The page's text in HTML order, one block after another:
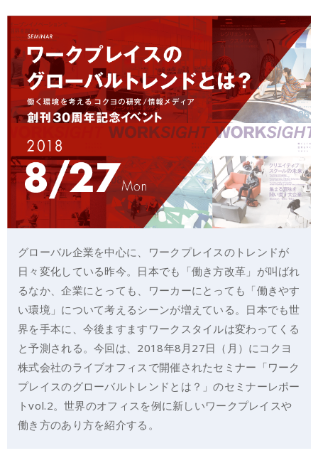
グローバル企業を中心に、ワークプレイスのトレンドが
日々変化している昨今。日本でも「働き方改革」が叫ばれ
るなか、企業にとっても、ワーカーにとっても「働きやす
い環境」について考えるシーンが増えている。日本でも世
界を手本に、今後ますますワークスタイルは変わってくる
と予測される。今回は、2018年8月27日（月）にコクヨ
株式会社のライブオフィスで開催されたセミナー「ワーク
プレイスのグローバルトレンドとは？」のセミナーレポー
トvol.2。世界のオフィスを例に新しいワークプレイスや
働き方のあり方を紹介する。